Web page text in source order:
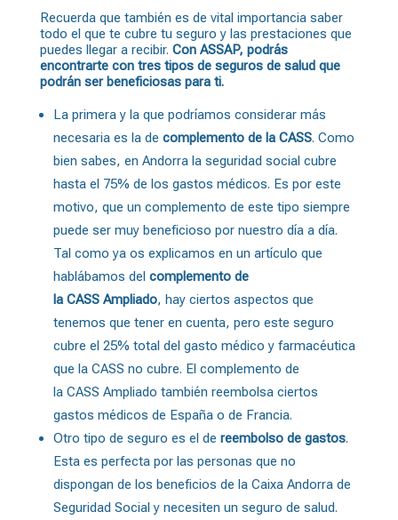
Recuerda que también es de vital importancia saber
todo el que te cubre tu seguro y las prestaciones que
puedes llegar a recibir. Con ASSAP, podrás
encontrarte con tres tipos de seguros de salud que
podrán ser beneficiosas para ti.
La primera y la que podríamos considerar más
necesaria es la de complemento de la CASS. Como
bien sabes, en Andorra la seguridad social cubre
hasta el 75% de los gastos médicos. Es por este
motivo, que un complemento de este tipo siempre
puede ser muy beneficioso por nuestro día a día.
Tal como ya os explicamos en un artículo que
hablábamos del complemento de
la CASS Ampliado, hay ciertos aspectos que
tenemos que tener en cuenta, pero este seguro
cubre el 25% total del gasto médico y farmacéutica
que la CASS no cubre. El complemento de
la CASS Ampliado también reembolsa ciertos
gastos médicos de España o de Francia.
Otro tipo de seguro es el de reembolso de gastos.
Esta es perfecta por las personas que no
dispongan de los beneficios de la Caixa Andorra de
Seguridad Social y necesiten un seguro de salud.